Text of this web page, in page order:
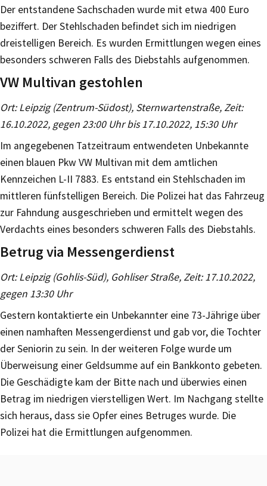
Der entstandene Sachschaden wurde mit etwa 400 Euro
beziffert. Der Stehlschaden befindet sich im niedrigen
dreistelligen Bereich. Es wurden Ermittlungen wegen eines
besonders schweren Falls des Diebstahls aufgenommen.
VW Multivan gestohlen
Ort: Leipzig (Zentrum-Südost), Sternwartenstraße, Zeit:
16.10.2022, gegen 23:00 Uhr bis 17.10.2022, 15:30 Uhr
Im angegebenen Tatzeitraum entwendeten Unbekannte
einen blauen Pkw VW Multivan mit dem amtlichen
Kennzeichen L-II 7883. Es entstand ein Stehlschaden im
mittleren fünfstelligen Bereich. Die Polizei hat das Fahrzeug
zur Fahndung ausgeschrieben und ermittelt wegen des
Verdachts eines besonders schweren Falls des Diebstahls.
Betrug via Messengerdienst
Ort: Leipzig (Gohlis-Süd), Gohliser Straße, Zeit: 17.10.2022,
gegen 13:30 Uhr
Gestern kontaktierte ein Unbekannter eine 73-Jährige über
einen namhaften Messengerdienst und gab vor, die Tochter
der Seniorin zu sein. In der weiteren Folge wurde um
Überweisung einer Geldsumme auf ein Bankkonto gebeten.
Die Geschädigte kam der Bitte nach und überwies einen
Betrag im niedrigen vierstelligen Wert. Im Nachgang stellte
sich heraus, dass sie Opfer eines Betruges wurde. Die
Polizei hat die Ermittlungen aufgenommen.